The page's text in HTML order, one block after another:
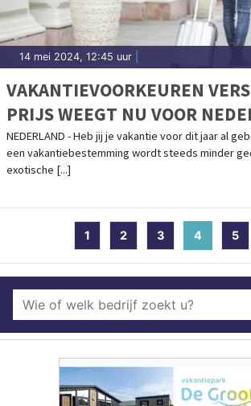
14 mei 2024, 12:45 uur
VAKANTIEVOORKEUREN
PRIJS WEEGT NU VOOR
ZWAARDER DAN
NEDERLAND - Heb jij je vakantie voor dit jaar al
een vakantiebestemming wordt steeds minder
exotische [...]
1 2 3 4 (current)
5